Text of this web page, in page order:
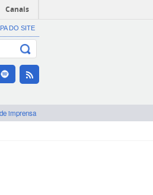
Canais
DO SITE
imprensa